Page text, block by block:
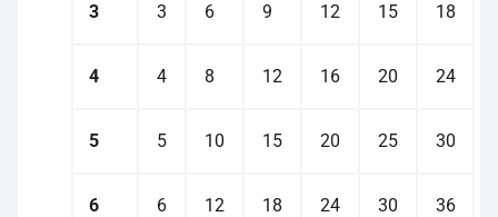
3 3 6 9 12 15 18
4 4 8 12 16 20 24
5 5 10 15 20 25 30
6 6 12 18 24 30 36